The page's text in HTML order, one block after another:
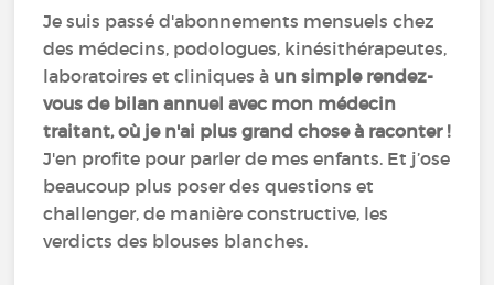
Je suis passé d'abonnements mensuels chez
des médecins, podologues, kinésithérapeutes,
laboratoires et cliniques à un simple rendez-
vous de bilan annuel avec mon médecin
traitant, où je n'ai plus grand chose à raconter !
J'en profite pour parler de mes enfants. Et j’ose
beaucoup plus poser des questions et
challenger, de manière constructive, les
verdicts des blouses blanches.